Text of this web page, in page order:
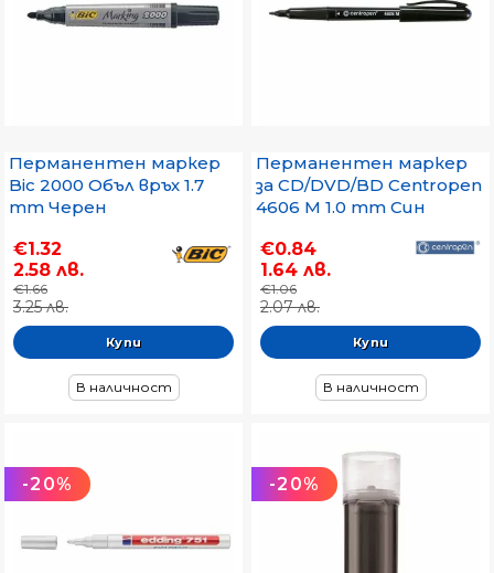
Перманентен маркер
Bic 2000 Объл връх 1.7
mm Черен
€1.32
2.58 лв.
€1.66
3.25 лв.
В наличност
Перманентен маркер
за CD/DVD/BD Centropen
4606 M 1.0 mm Син
€0.84
1.64 лв.
€1.06
2.07 лв.
В наличност
-20% -20%